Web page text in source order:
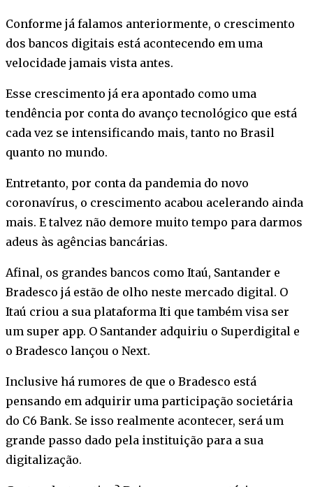
Conforme já falamos anteriormente, o crescimento
dos bancos digitais está acontecendo em uma
velocidade jamais vista antes.
Esse crescimento já era apontado como uma
tendência por conta do avanço tecnológico que está
cada vez se intensificando mais, tanto no Brasil
quanto no mundo.
Entretanto, por conta da pandemia do novo
coronavírus, o crescimento acabou acelerando ainda
mais. E talvez não demore muito tempo para darmos
adeus às agências bancárias.
Afinal, os grandes bancos como Itaú, Santander e
Bradesco já estão de olho neste mercado digital. O
Itaú criou a sua plataforma Iti que também visa ser
um super app. O Santander adquiriu o Superdigital e
o Bradesco lançou o Next.
Inclusive há rumores de que o Bradesco está
pensando em adquirir uma participação societária
do C6 Bank. Se isso realmente acontecer, será um
grande passo dado pela instituição para a sua
digitalização.